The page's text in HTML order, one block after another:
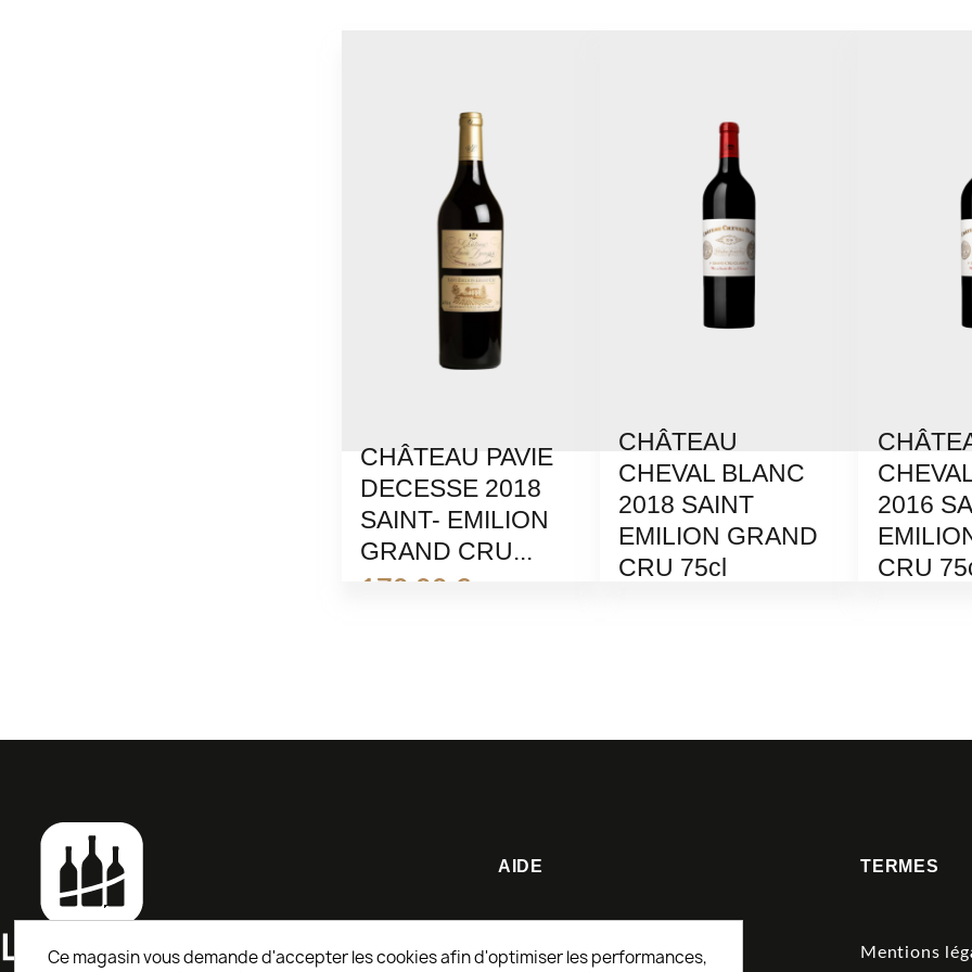
VOIR LE PRODUIT
CHÂTEAU PAVIE
DECESSE 2018
SAINT- EMILION
GRAND CRU...
170,00 €
VOIR LE PRODUIT
CHÂTEAU
CHEVAL BLANC
2018 SAINT
EMILION GRAND
CRU 75cl
VOIR
2016
CRU
AIDE
Service client
TERMES
Mentions
Ce magasin vous demande d'accepter les cookies afin d'optimiser les performances,